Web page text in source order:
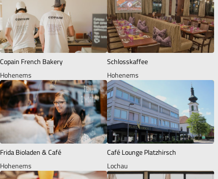
Copain French Bakery
Hohenems
Schlosskaffee
Hohenems
Frida Bioladen & Café
Hohenems
Café Lounge Platzhirsch
Lochau